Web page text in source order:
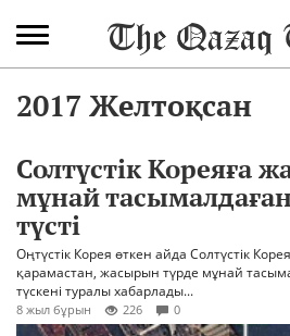
2017 Желтоқсан
Солтүстік Кореяға
мұнай
түсті
Оңтүстік Корея өткен айда Солтүстік
қарамастан, жасырын түрде мұнай
түскені туралы хабарлады...
8 жыл бұрын 226 0